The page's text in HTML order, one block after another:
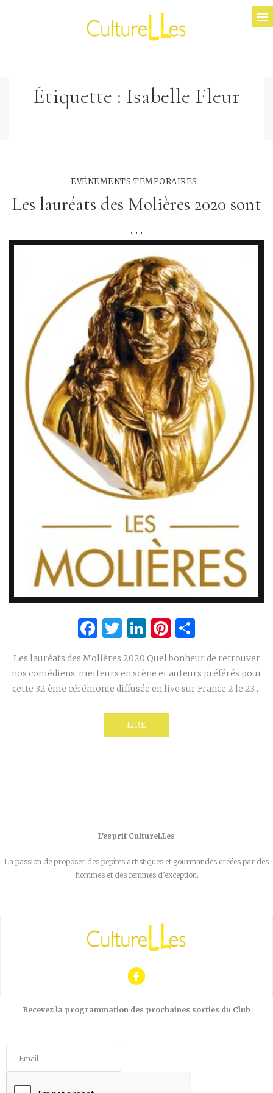
Étiquette : Isabelle Fleur
EVÉNEMENTS TEMPORAIRES
Les lauréats des Molières 2020 sont
...
Facebook
Twitter
LinkedIn
Pinterest
Les lauréats des Molières 2020 Quel bonheur de retrouver
nos comédiens, metteurs en scène et auteurs préférés pour
cette 32 ème cérémonie diffusée en live sur France 2 le 23…
LIRE
L’esprit CultureLLes
La passion de proposer des pépites artistiques et gourmandes créées par des
hommes et des femmes d’exception.
Recevez la programmation des prochaines sorties du Club